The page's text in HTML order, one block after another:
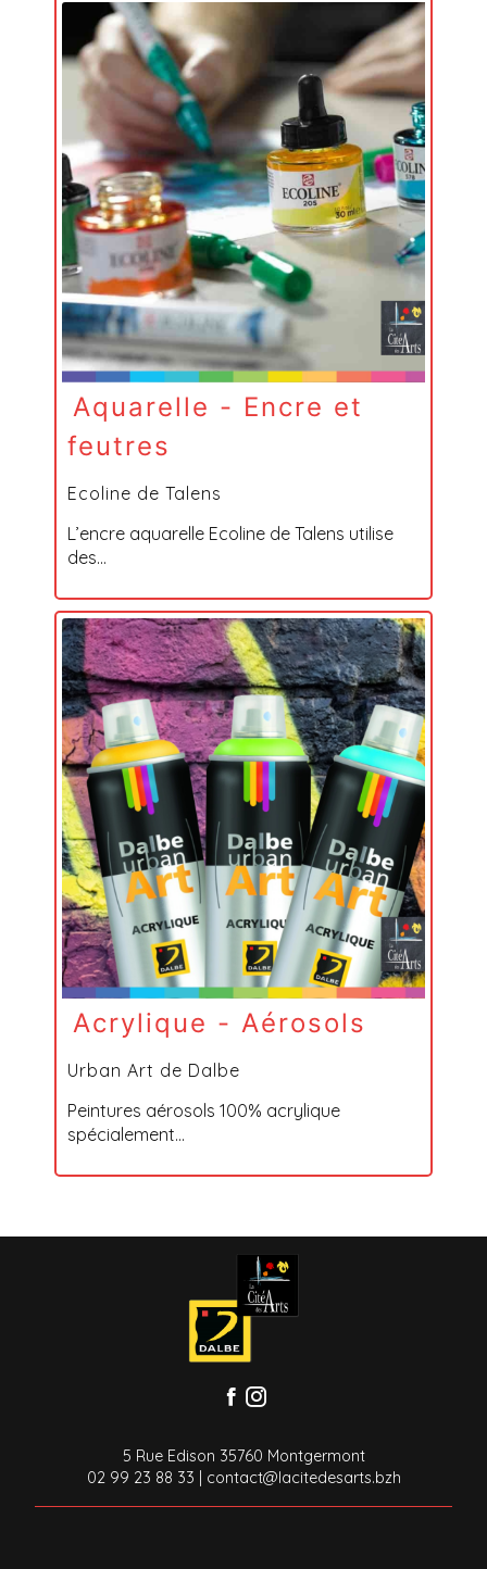
Aquarelle - Encre et
feutres
Ecoline de Talens
L’encre aquarelle Ecoline de Talens utilise
des...
Acrylique - Aérosols
Urban Art de Dalbe
Peintures aérosols 100% acrylique
spécialement...
5 Rue Edison 35760 Montgermont
02 99 23 88 33 | contact@lacitedesarts.bzh